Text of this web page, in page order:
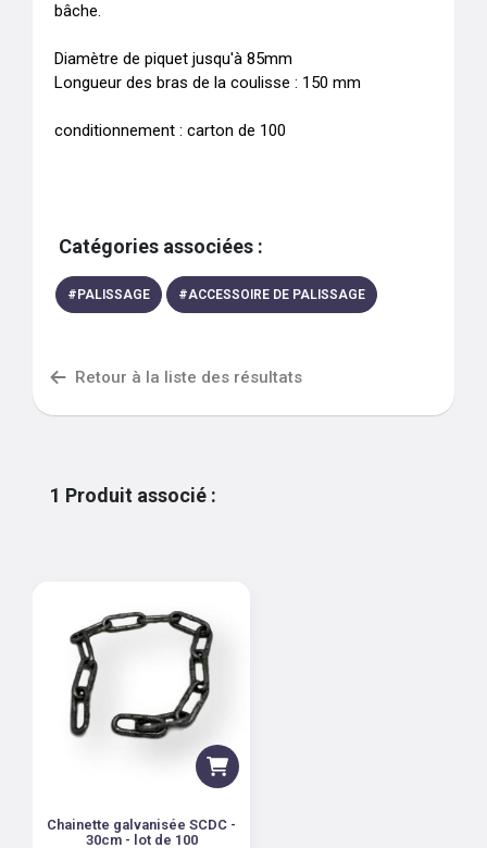
bâche.
Diamètre de piquet jusqu'à 85mm
Longueur des bras de la coulisse : 150 mm
conditionnement : carton de 100
Catégories associées :
# PALISSAGE #ACCESSOIRE DE PALISSAGE
Retour à la liste des résultats
1 Produit associé :
Chainette galvanisée SCDC -
30cm - lot de 100